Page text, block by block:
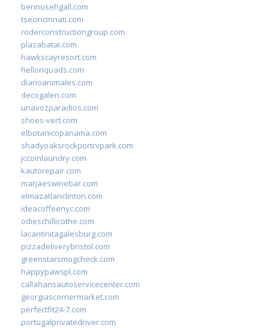
bennusehgall.com
tsecincinnati.com
roderconstructiongroup.com
plazabatai.com
hawkscayresort.com
hellonquads.com
diarioanimales.com
decogaleri.com
unavozparadios.com
shoes-vert.com
elbotanicopanama.com
shadyoaksrockportrvpark.com
jccoinlaundry.com
kautorepair.com
marjaeswinebar.com
elmazatlanclinton.com
ideacoffeenyc.com
odieschillicothe.com
lacantinitagalesburg.com
pizzadeliverybristol.com
greenstarsmogcheck.com
happypawspl.com
callahansautoservicecenter.com
georgiascornermarket.com
perfectfit24-7.com
portugalprivatedriver.com